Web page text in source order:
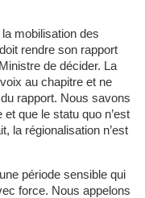
mobilisation des
rendre son rapport
de décider. La
au chapitre et ne
rapport. Nous savons
que le statu quo n’est
la régionalisation n’est
période sensible qui
force. Nous appelons